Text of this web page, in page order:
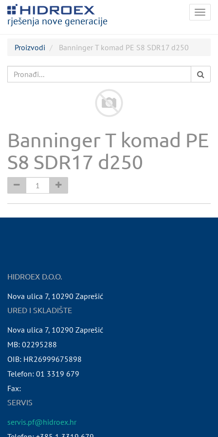
rješenja nove generacije
Proizvodi Banninger T komad PE S8 SDR17 d250
Banninger T komad PE
S8 SDR17 d250
HIDROEX D.O.O.
Nova ulica 7, 10290 Zaprešić
URED I SKLADIŠTE
Nova ulica 7, 10290 Zaprešić
MB: 02295288
OIB: HR26999675898
Telefon: 01 3319 679
Fax:
SERVIS
servis.pf@hidroex.hr